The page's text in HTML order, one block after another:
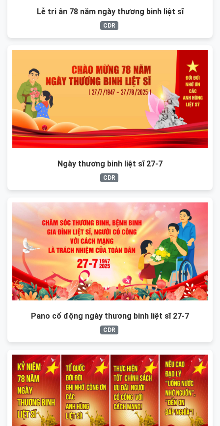
Lễ tri ân 78 năm ngày thương binh liệt sĩ
CDR
Ngày thương binh liệt sĩ 27-7
CDR
Pano cổ động ngày thương binh liệt sĩ 27-7
CDR